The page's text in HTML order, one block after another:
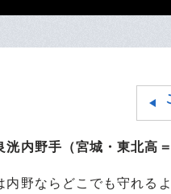
内野手（宮城・東北高
野ならどこでも守れる